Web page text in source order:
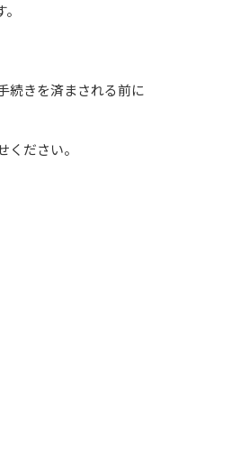
続きを済まされる前に
ださい。